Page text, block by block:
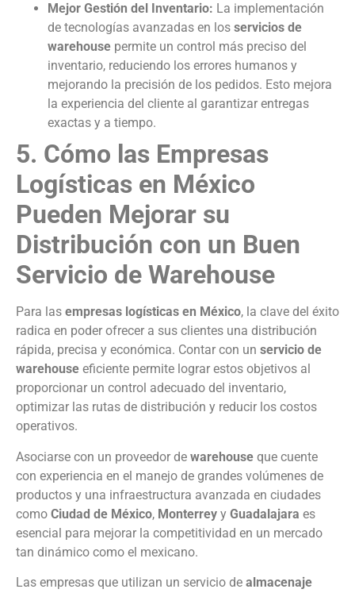
Mejor Gestión del Inventario: La implementación
de tecnologías avanzadas en los servicios de
warehouse permite un control más preciso del
inventario, reduciendo los errores humanos y
mejorando la precisión de los pedidos. Esto mejora
la experiencia del cliente al garantizar entregas
exactas y a tiempo.
5. Cómo las Empresas
Logísticas en México
Pueden Mejorar su
Distribución con un Buen
Servicio de Warehouse
Para las empresas logísticas en México, la clave del éxito
radica en poder ofrecer a sus clientes una distribución
rápida, precisa y económica. Contar con un servicio de
warehouse eficiente permite lograr estos objetivos al
proporcionar un control adecuado del inventario,
optimizar las rutas de distribución y reducir los costos
operativos.
Asociarse con un proveedor de warehouse que cuente
con experiencia en el manejo de grandes volúmenes de
productos y una infraestructura avanzada en ciudades
como Ciudad de México, Monterrey y Guadalajara es
esencial para mejorar la competitividad en un mercado
tan dinámico como el mexicano.
Las empresas que utilizan un servicio de almacenaje